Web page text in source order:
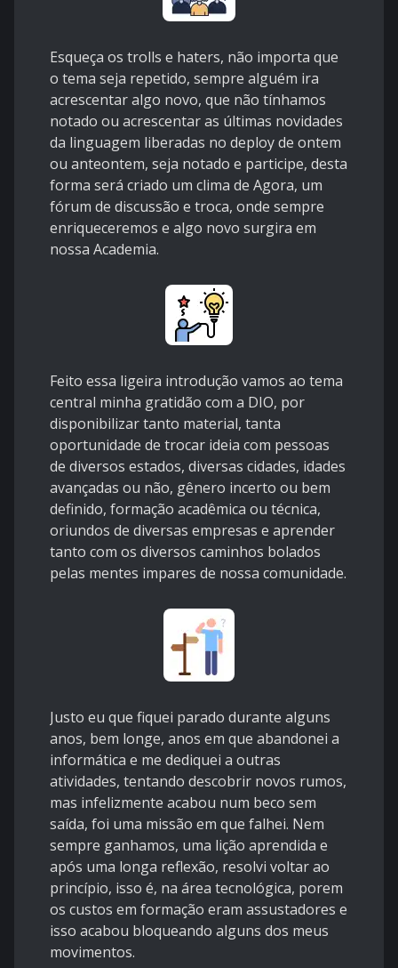
Esqueça os trolls e haters, não importa que
o tema seja repetido, sempre alguém ira
acrescentar algo novo, que não tínhamos
notado ou acrescentar as últimas novidades
da linguagem liberadas no deploy de ontem
ou anteontem, seja notado e participe, desta
forma será criado um clima de Agora, um
fórum de discussão e troca, onde sempre
enriqueceremos e algo novo surgira em
nossa Academia.
Feito essa ligeira introdução vamos ao tema
central minha gratidão com a DIO, por
disponibilizar tanto material, tanta
oportunidade de trocar ideia com pessoas
de diversos estados, diversas cidades, idades
avançadas ou não, gênero incerto ou bem
definido, formação acadêmica ou técnica,
oriundos de diversas empresas e aprender
tanto com os diversos caminhos bolados
pelas mentes impares de nossa comunidade.
Justo eu que fiquei parado durante alguns
anos, bem longe, anos em que abandonei a
informática e me dediquei a outras
atividades, tentando descobrir novos rumos,
mas infelizmente acabou num beco sem
saída, foi uma missão em que falhei. Nem
sempre ganhamos, uma lição aprendida e
após uma longa reflexão, resolvi voltar ao
princípio, isso é, na área tecnológica, porem
os custos em formação eram assustadores e
isso acabou bloqueando alguns dos meus
movimentos.